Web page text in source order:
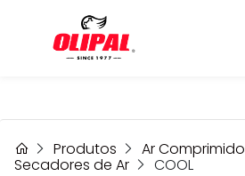
Produtos Ar Comprimido
Secadores de Ar COOL